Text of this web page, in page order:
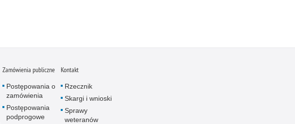
Nietrzeźwi kierujący
Nietrzeźwi opiekunowie
Nietrzeźwi pracownicy
Niszczenie mienia
Zamówienia publiczne
Postępowania o
zamówienia
Postępowania
podprogowe
Kontakt
Rzecznik
Skargi i wnioski
Sprawy
weteranów